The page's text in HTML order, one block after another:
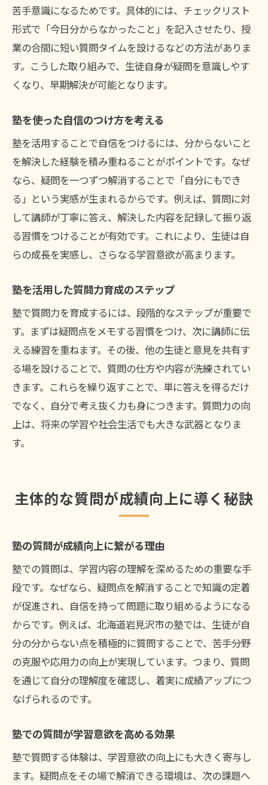
苦手意識になるためです。具体的には、チェックリスト
形式で「今日分からなかったこと」を記入させたり、授
業の合間に短い質問タイムを設けるなどの方法がありま
す。こうした取り組みで、生徒自身が疑問を意識しやす
くなり、早期解決が可能となります。
塾を使った自信のつけ方を考える
塾を活用することで自信をつけるには、分からないこと
を解決した経験を積み重ねることがポイントです。なぜ
なら、疑問を一つずつ解消することで「自分にもでき
る」という実感が生まれるからです。例えば、質問に対
して講師が丁寧に答え、解決した内容を記録して振り返
る習慣をつけることが有効です。これにより、生徒は自
らの成長を実感し、さらなる学習意欲が高まります。
塾を活用した質問力育成のステップ
塾で質問力を育成するには、段階的なステップが重要で
す。まずは疑問点をメモする習慣をつけ、次に講師に伝
える練習を重ねます。その後、他の生徒と意見を共有す
る場を設けることで、質問の仕方や内容が洗練されてい
きます。これらを繰り返すことで、単に答えを得るだけ
でなく、自分で考え抜く力も身につきます。質問力の向
上は、将来の学習や社会生活でも大きな武器となりま
す。
主体的な質問が成績向上に導く秘訣
塾の質問が成績向上に繋がる理由
塾での質問は、学習内容の理解を深めるための重要な手
段です。なぜなら、疑問点を解消することで知識の定着
が促進され、自信を持って問題に取り組めるようになる
からです。例えば、北海道岩見沢市の塾では、生徒が自
分の分からない点を積極的に質問することで、苦手分野
の克服や応用力の向上が実現しています。つまり、質問
を通じて自分の理解度を確認し、着実に成績アップにつ
なげられるのです。
塾での質問が学習意欲を高める効果
塾で質問する体験は、学習意欲の向上にも大きく寄与し
ます。疑問点をその場で解消できる環境は、次の課題へ